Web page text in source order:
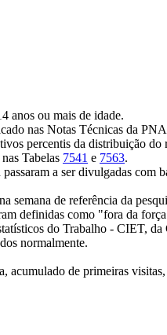
anos ou mais de idade.
nas Notas Técnicas da
percentis da distribuição
Tabelas 7541 e 7563.
a ser divulgadas
semana de referência da
definidas como "fora da
do Trabalho - CIET,
normalmente.
de primeiras